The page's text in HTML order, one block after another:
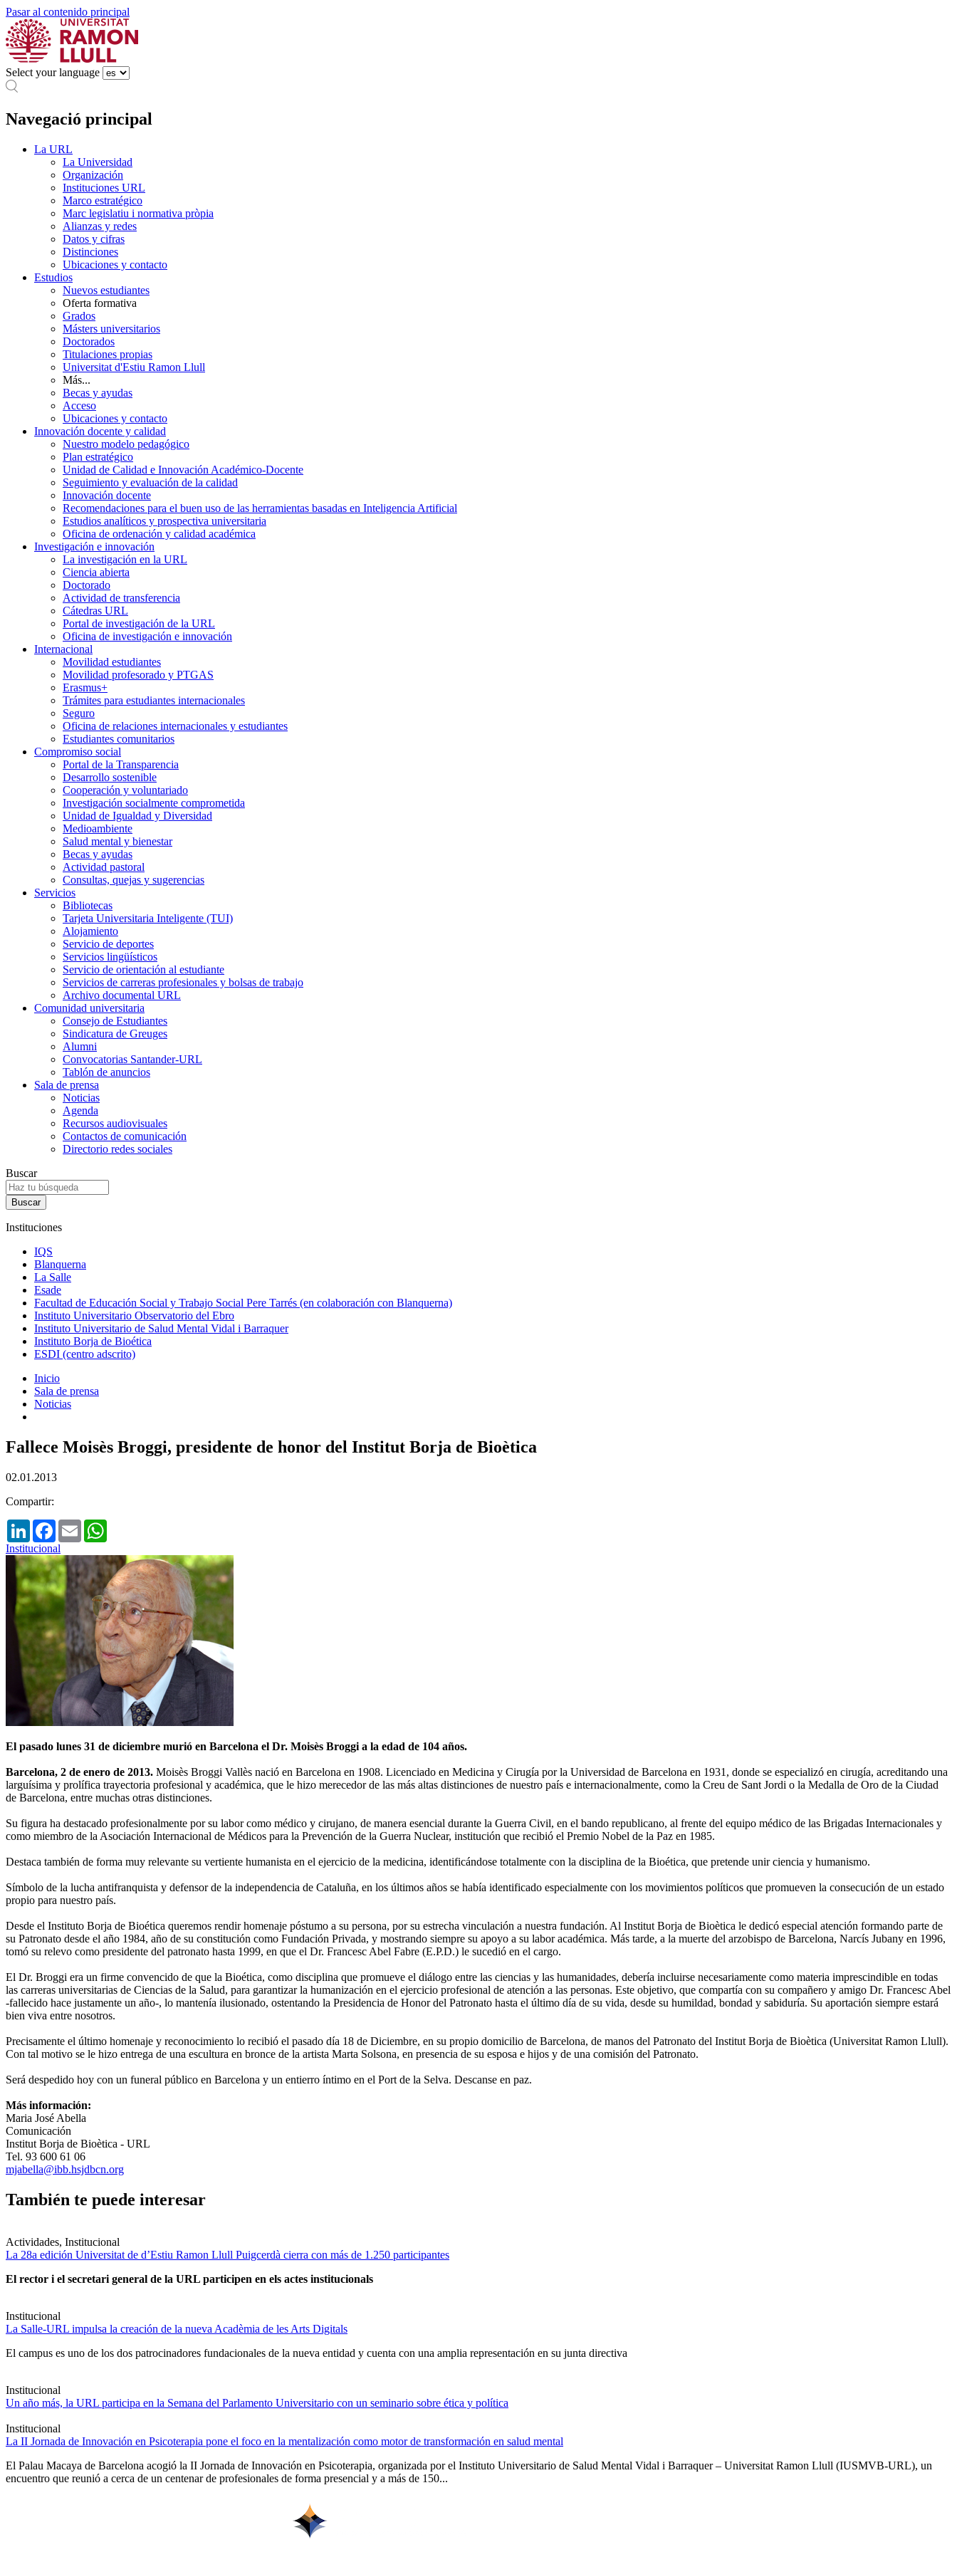
Pasar al contenido principal
Select your language
Navegació principal
La URL
La Universidad
Organización
Instituciones URL
Marco estratégico
Marc legislatiu i normativa pròpia
Alianzas y redes
Datos y cifras
Distinciones
Ubicaciones y contacto
Estudios
Nuevos estudiantes
Oferta formativa
Grados
Másters universitarios
Doctorados
Titulaciones propias
Universitat d'Estiu Ramon Llull
Más...
Becas y ayudas
Acceso
Ubicaciones y contacto
Innovación docente y calidad
Nuestro modelo pedagógico
Plan estratégico
Unidad de Calidad e Innovación Académico-Docente
Seguimiento y evaluación de la calidad
Innovación docente
Recomendaciones para el buen uso de las herramientas basadas en Inteligencia Artificial
Estudios analíticos y prospectiva universitaria
Oficina de ordenación y calidad académica
Investigación e innovación
La investigación en la URL
Ciencia abierta
Doctorado
Actividad de transferencia
Cátedras URL
Portal de investigación de la URL
Oficina de investigación e innovación
Internacional
Movilidad estudiantes
Movilidad profesorado y PTGAS
Erasmus+
Trámites para estudiantes internacionales
Seguro
Oficina de relaciones internacionales y estudiantes
Estudiantes comunitarios
Compromiso social
Portal de la Transparencia
Desarrollo sostenible
Cooperación y voluntariado
Investigación socialmente comprometida
Unidad de Igualdad y Diversidad
Medioambiente
Salud mental y bienestar
Becas y ayudas
Actividad pastoral
Consultas, quejas y sugerencias
Servicios
Bibliotecas
Tarjeta Universitaria Inteligente (TUI)
Alojamiento
Servicio de deportes
Servicios lingüísticos
Servicio de orientación al estudiante
Servicios de carreras profesionales y bolsas de trabajo
Archivo documental URL
Comunidad universitaria
Consejo de Estudiantes
Sindicatura de Greuges
Alumni
Convocatorias Santander-URL
Tablón de anuncios
Sala de prensa
Noticias
Agenda
Recursos audiovisuales
Contactos de comunicación
Directorio redes sociales
Buscar
Instituciones
IQS
Blanquerna
La Salle
Esade
Facultad de Educación Social y Trabajo Social Pere Tarrés (en colaboración con Blanquerna)
Instituto Universitario Observatorio del Ebro
Instituto Universitario de Salud Mental Vidal i Barraquer
Instituto Borja de Bioética
ESDI (centro adscrito)
Inicio
Sala de prensa
Noticias
Fallece Moisès Broggi, presidente de honor del Institut Borja de Bioètica
02.01.2013
Compartir:
LinkedInFacebook
Email
Institucional
El pasado lunes 31 de diciembre murió en Barcelona el Dr. Moisès Broggi a la edad de 104 años.
Barcelona, 2 de enero de 2013. Moisès Broggi Vallès nació en Barcelona en 1908. Licenciado en Medicina y Cirugía por la Universidad de Barcelona en 1931, donde se especializó en cirugía, acreditando una
larguísima y prolífica trayectoria profesional y académica, que le hizo merecedor de las más altas distinciones de nuestro país e internacionalmente, como la Creu de Sant Jordi o la Medalla de Oro de la Ciudad
de Barcelona, entre muchas otras distinciones.
Su figura ha destacado profesionalmente por su labor como médico y cirujano, de manera esencial durante la Guerra Civil, en el bando republicano, al frente del equipo médico de las Brigadas Internacionales y
como miembro de la Asociación Internacional de Médicos para la Prevención de la Guerra Nuclear, institución que recibió el Premio Nobel de la Paz en 1985.
Destaca también de forma muy relevante su vertiente humanista en el ejercicio de la medicina, identificándose totalmente con la disciplina de la Bioética, que pretende unir ciencia y humanismo.
Símbolo de la lucha antifranquista y defensor de la independencia de Cataluña, en los últimos años se había identificado especialmente con los movimientos políticos que promueven la consecución de un estado
propio para nuestro país.
Desde el Instituto Borja de Bioética queremos rendir homenaje póstumo a su persona, por su estrecha vinculación a nuestra fundación. Al Institut Borja de Bioètica le dedicó especial atención formando parte de
su Patronato desde el año 1984, año de su constitución como Fundación Privada, y mostrando siempre su apoyo a su labor académica. Más tarde, a la muerte del arzobispo de Barcelona, Narcís Jubany en 1996,
tomó su relevo como presidente del patronato hasta 1999, en que el Dr. Francesc Abel Fabre (E.P.D.) le sucedió en el cargo.
El Dr. Broggi era un firme convencido de que la Bioética, como disciplina que promueve el diálogo entre las ciencias y las humanidades, debería incluirse necesariamente como materia imprescindible en todas
las carreras universitarias de Ciencias de la Salud, para garantizar la humanización en el ejercicio profesional de atención a las personas. Este objetivo, que compartía con su compañero y amigo Dr. Francesc Abel
-fallecido hace justamente un año-, lo mantenía ilusionado, ostentando la Presidencia de Honor del Patronato hasta el último día de su vida, desde su humildad, bondad y sabiduría. Su aportación siempre estará
bien viva entre nosotros.
Precisamente el último homenaje y reconocimiento lo recibió el pasado día 18 de Diciembre, en su propio domicilio de Barcelona, de manos del Patronato del Institut Borja de Bioètica (Universitat Ramon Llull).
Con tal motivo se le hizo entrega de una escultura en bronce de la artista Marta Solsona, en presencia de su esposa e hijos y de una comisión del Patronato.
Será despedido hoy con un funeral público en Barcelona y un entierro íntimo en el Port de la Selva. Descanse en paz.
Más información:
Maria José Abella
Comunicación
Institut Borja de Bioètica - URL
Tel. 93 600 61 06
mjabella@ibb.hsjdbcn.org
También te puede interesar
Actividades, Institucional
La 28a edición Universitat de d’Estiu Ramon Llull Puigcerdà cierra con más de 1.250 participantes
El rector i el secretari general de la URL participen en els actes institucionals
Institucional
La Salle-URL impulsa la creación de la nueva Acadèmia de les Arts Digitals
El campus es uno de los dos patrocinadores fundacionales de la nueva entidad y cuenta con una amplia representación en su junta directiva
Institucional
Un año más, la URL participa en la Semana del Parlamento Universitario con un seminario sobre ética y política
Institucional
La II Jornada de Innovación en Psicoterapia pone el foco en la mentalización como motor de transformación en salud mental
El Palau Macaya de Barcelona acogió la II Jornada de Innovación en Psicoterapia, organizada por el Instituto Universitario de Salud Mental Vidal i Barraquer – Universitat Ramon Llull (IUSMVB-URL), un
encuentro que reunió a cerca de un centenar de profesionales de forma presencial y a más de 150...